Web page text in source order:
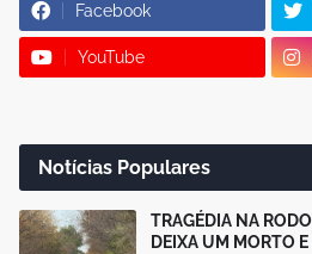
Facebook
YouTube
Notícias Populares
TRAGÉDIA NA
DEIXA UM MORTO